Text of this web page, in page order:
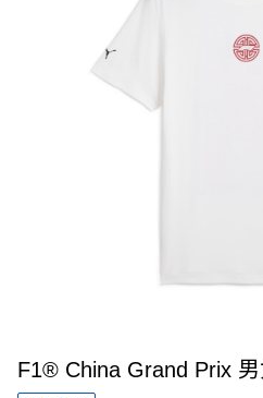
F1® China Grand Prix